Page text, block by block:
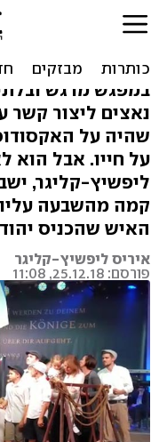
בתו של
אושוויץ
במפגש מרגש
נאצים ליצור קשר
שהיה על
על חייו. אבל הוא
ליפשיץ-קליגר,
קמה מהשבעה
האיש שהכניס
איריס ליפשיץ-קליגר
פורסם: 25.12.18, 11:08